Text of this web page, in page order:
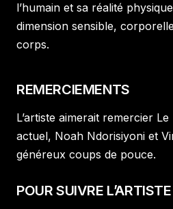
l’humain et sa réalité
dimension sensible,
corps.
REMERCIEMENTS
L’artiste aimerait remercier
actuel, Noah Ndorisiyoni et
généreux coups de pouce.
POUR SUIVRE L’ARTISTE